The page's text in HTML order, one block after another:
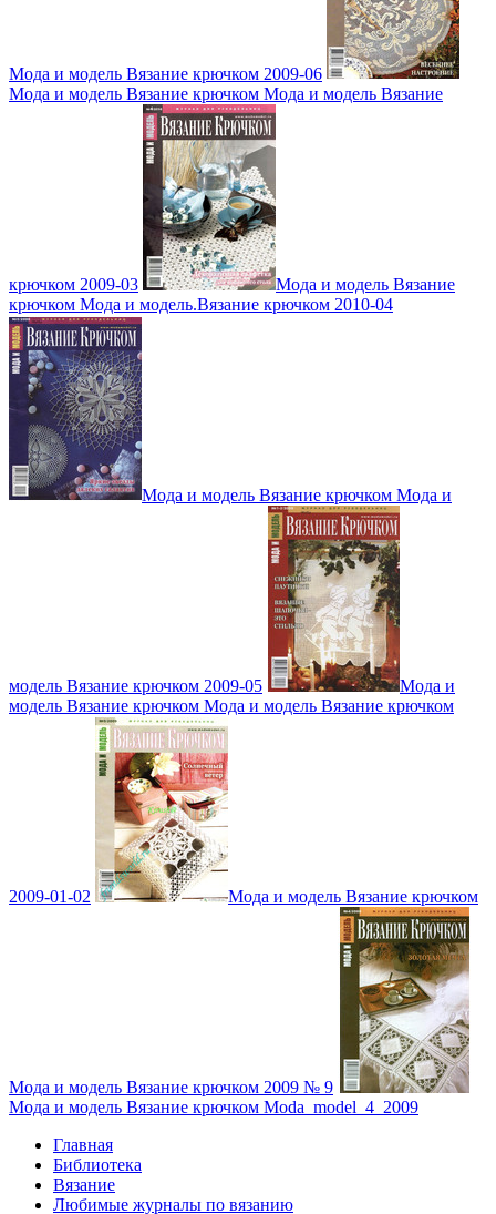
Мода и модель Вязание крючком 2009-06
Мода и модель Вязание крючком Мода и модель Вязание
крючком 2009-03
Мода и модель Вязание
крючком Мода и модель.Вязание крючком 2010-04
Мода и модель Вязание крючком Мода и
модель Вязание крючком 2009-05
Мода и
модель Вязание крючком Мода и модель Вязание крючком
2009-01-02 Мода и модель Вязание крючком
Мода и модель Вязание крючком 2009 № 9
Мода и модель Вязание крючком Moda_model_4_2009
Главная
Библиотека
Вязание
Любимые журналы по вязанию